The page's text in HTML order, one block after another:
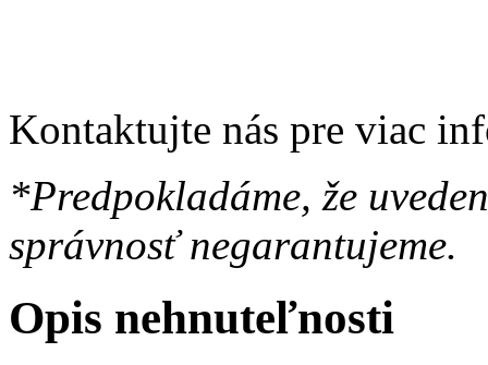
Kontaktujte nás pre viac
*Predpokladáme, že
správnosť negarantujeme.
Opis nehnuteľnosti